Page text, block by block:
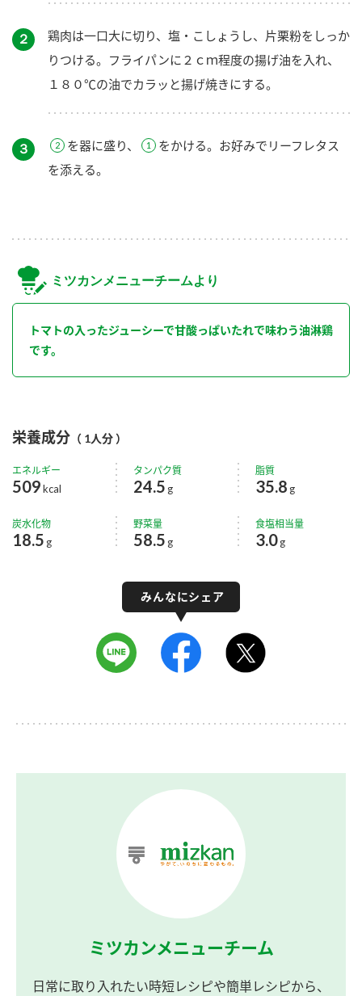
２
鶏肉は一口大に切り、塩・こしょうし、片栗粉をしっか
りつける。フライパンに２ｃｍ程度の揚げ油を入れ、
１８０℃の油でカラッと揚げ焼きにする。
３ を器に盛り、
をかける。お好みでリーフレタス
を添える。
ミツカンメニューチームより
トマトの入ったジューシーで甘酸っぱいたれで味わう油淋鶏
です。
栄養成分 （ 1人分 ）
エネルギー
509kcal
タンパク質
24.5 g
脂質
35.8 g
炭水化物
18.5 g
野菜量
58.5 g
食塩相当量
3.0 g
ミツカンメニューチーム
日常に取り入れたい時短レシピや簡単レシピから、